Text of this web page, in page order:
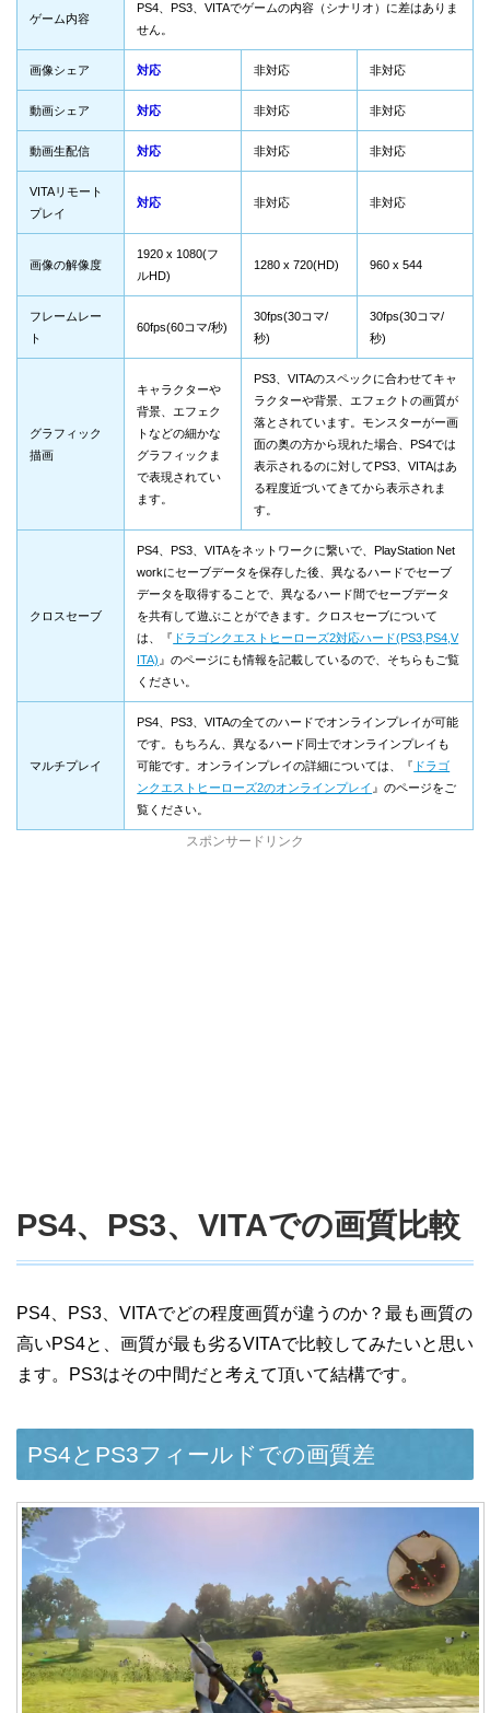
ゲーム内容
PS4、PS3、VITAでゲームの内容（シナリオ）に差はありま
せん。
画像シェア 対応 非対応 非対応
動画シェア 対応 非対応 非対応
動画生配信 対応 非対応 非対応
VITAリモート
プレイ
対応 非対応 非対応
画像の解像度
1920 x 1080(フ
ルHD)
1280 x 720(HD) 960 x 544
フレームレー
ト
60fps(60コマ/秒)
30fps(30コマ/
秒)
30fps(30コマ/
秒)
グラフィック
描画
キャラクターや
背景、エフェク
トなどの細かな
グラフィックま
で表現されてい
ます。
PS3、VITAのスペックに合わせてキャ
ラクターや背景、エフェクトの画質が
落とされています。モンスターがー画
面の奥の方から現れた場合、PS4では
表示されるのに対してPS3、VITAはあ
る程度近づいてきてから表示されま
す。
クロスセーブ
PS4、PS3、VITAをネットワークに繋いで、PlayStation Net
workにセーブデータを保存した後、異なるハードでセーブ
データを取得することで、異なるハード間でセーブデータ
を共有して遊ぶことができます。クロスセーブについて
は、『 ドラゴンクエストヒーローズ2対応ハード(PS3,PS4,V
ITA) 』のページにも情報を記載しているので、そちらもご覧
ください。
マルチプレイ
PS4、PS3、VITAの全てのハードでオンラインプレイが可能
です。もちろん、異なるハード同士でオンラインプレイも
可能です。オンラインプレイの詳細については、『 ドラゴ
ンクエストヒーローズ2のオンラインプレイ 』のページをご
覧ください。
スポンサードリンク
PS4、PS3、VITAでの画質比較
PS4、PS3、VITAでどの程度画質が違うのか？最も画質の
高いPS4と、画質が最も劣るVITAで比較してみたいと思い
ます。PS3はその中間だと考えて頂いて結構です。
PS4とPS3フィールドでの画質差